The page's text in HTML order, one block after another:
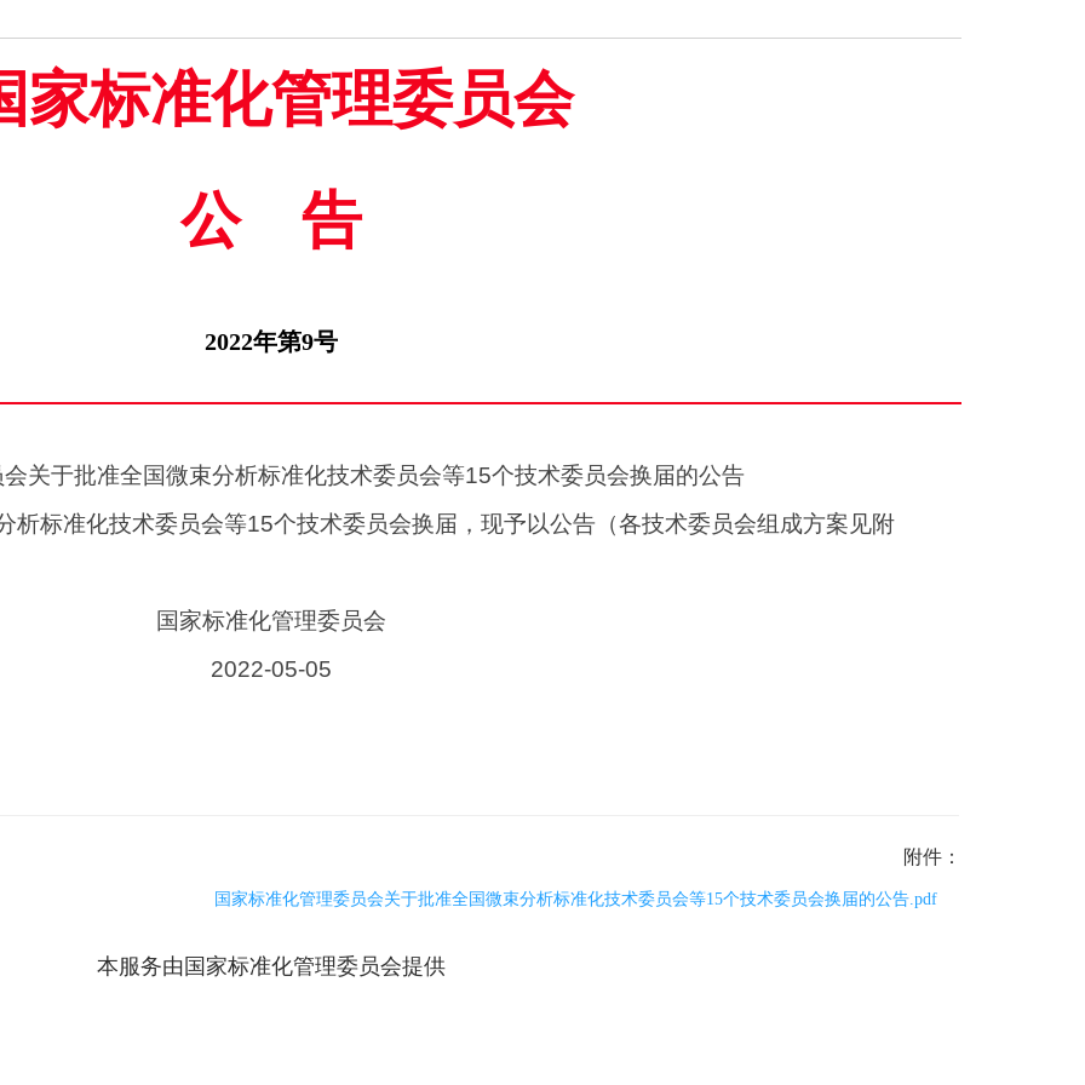
家标准化管理委员会
公告
2022年第9号
关于批准全国微束分析标准化技术委员会等15个技术委员会换届的公告
析标准化技术委员会等15个技术委员会换届，现予以公告（各技术委员会组成方案见附
国家标准化管理委员会
2022-05-05
附件：
国家标准化管理委员会关于批准全国微束分析标准化技术委员会等15个技术委员会换届的公告.pdf
本服务由国家标准化管理委员会提供